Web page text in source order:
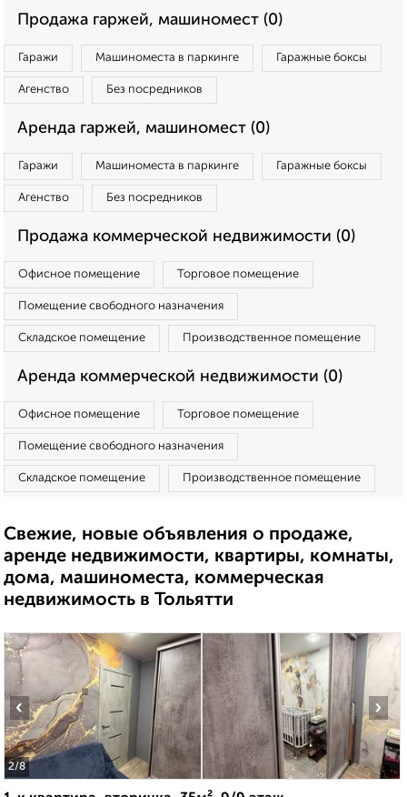
Продажа гаржей, машиномест (0)
Гаражи Машиноместа в паркинге Гаражные боксы
Агенство Без посредников
Аренда гаржей, машиномест (0)
Гаражи Машиноместа в паркинге Гаражные боксы
Агенство Без посредников
Продажа коммерческой недвижимости (0)
Офисное помещение Торговое помещение
Помещение свободного назначения
Складское помещение Производственное помещение
Аренда коммерческой недвижимости (0)
Офисное помещение Торговое помещение
Помещение свободного назначения
Складское помещение Производственное помещение
Свежие, новые объявления о продаже,
аренде недвижимости, квартиры, комнаты,
дома, машиноместа, коммерческая
недвижимость в Тольятти
2/8
‹ ›